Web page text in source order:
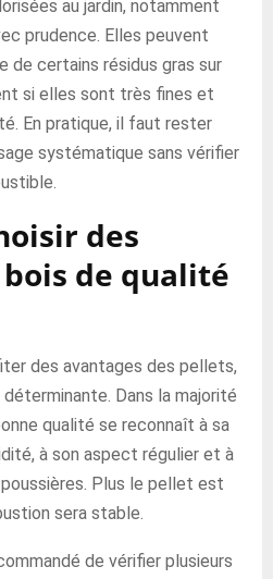
au jardin, notamment
prudence. Elles peuvent
de certains résidus gras sur
si elles sont très fines et
En pratique, il faut rester
systématique sans vérifier
des
de qualité
des avantages des pellets,
Dans la majorité
qualité se reconnaît à sa
à son aspect régulier et à
Plus le pellet est
sera stable.
de vérifier plusieurs